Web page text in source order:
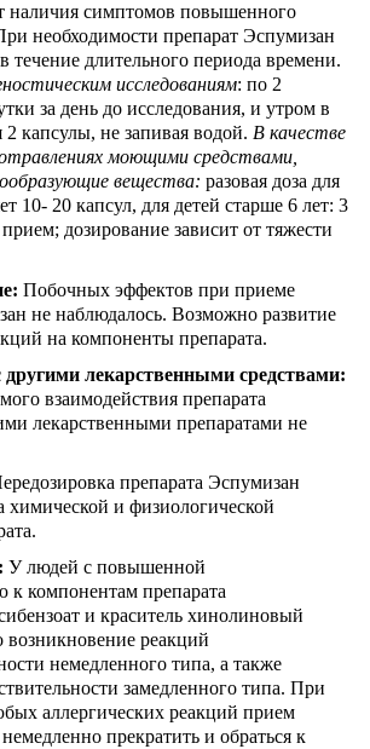
наличия симптомов повышенного
необходимости препарат Эспумизан
течение длительного периода времени.
исследованиям: по 2
за день до исследования, и утром в
2 капсулы, не запивая водой. В качестве
моющими средствами,
вещества: разовая доза для
10- 20 капсул, для детей старше 6 лет: 3
дозирование зависит от тяжести
Побочных эффектов при приеме
не наблюдалось. Возможно развитие
на компоненты препарата.
другими лекарственными средствами:
взаимодействия препарата
лекарственными препаратами не
препарата Эспумизан
химической и физиологической
У людей с повышенной
к компонентам препарата
и краситель хинолиновый
реакций
немедленного типа, а также
замедленного типа. При
аллергических реакций прием
прекратить и обраться к